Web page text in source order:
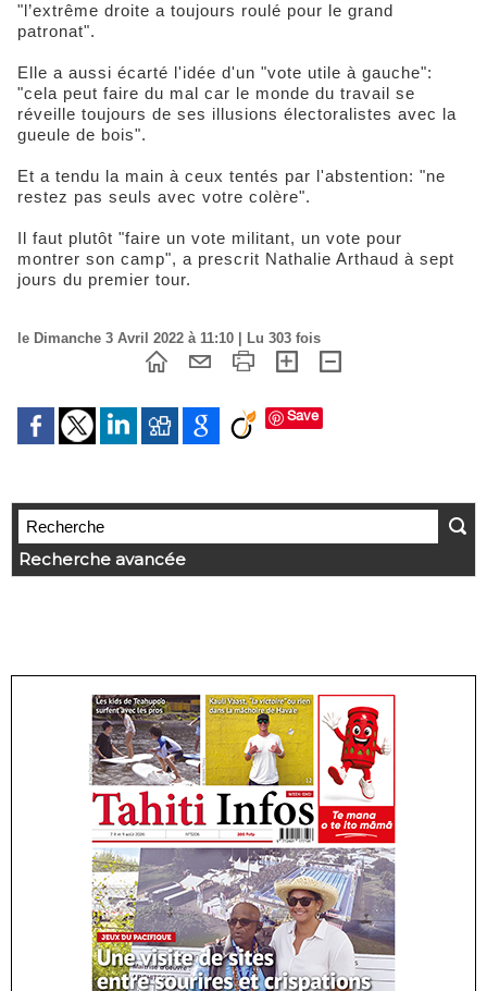
"l’extrême droite a toujours roulé pour le grand
patronat".
Elle a aussi écarté l'idée d'un "vote utile à gauche":
"cela peut faire du mal car le monde du travail se
réveille toujours de ses illusions électoralistes avec la
gueule de bois".
Et a tendu la main à ceux tentés par l'abstention: "ne
restez pas seuls avec votre colère".
Il faut plutôt "faire un vote militant, un vote pour
montrer son camp", a prescrit Nathalie Arthaud à sept
jours du premier tour.
le Dimanche 3 Avril 2022 à 11:10 | Lu 303 fois
Save
Recherche avancée